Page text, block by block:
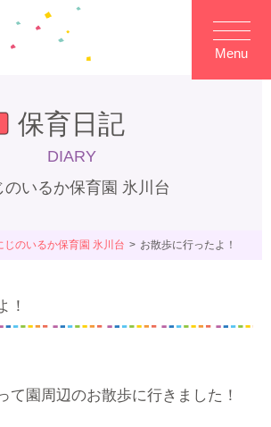
Menu
保育日記
DIARY
のいるか保育園 氷川台
じのいるか保育園 氷川台 お散歩に行ったよ！
！
て園周辺のお散歩に行きました！